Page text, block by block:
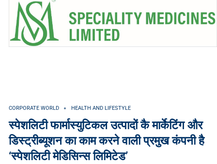
CORPORATE WORLD HEALTH AND LIFESTYLE
स्पेशलिटी फार्मास्युटिकल उत्पादों कै मार्केटिंग और
डिस्ट्रीब्यूशन का काम करने वाली प्रमुख कंपनी है
‘स्पेशलिटी मेडिसिन्स लिमिटेड’